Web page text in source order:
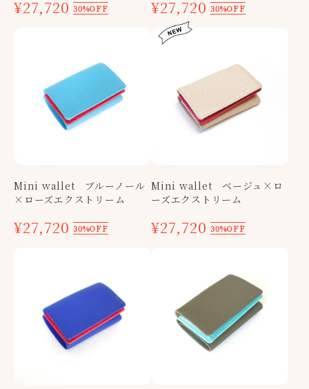
¥27,720 30%OFF ¥27,720 30%OFF
Mini wallet ブルーノール
×ローズエクストリーム
¥27,720 30%OFF
Mini wallet ベージュ×ロ
ーズエクストリーム
¥27,720 30%OFF